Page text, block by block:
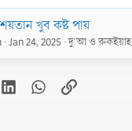
শয়তান খুব কষ্ট পায়
Jan 24, 2025 দু'আ ও রুকইয়াহ
LinkedInWhatsApp
Link